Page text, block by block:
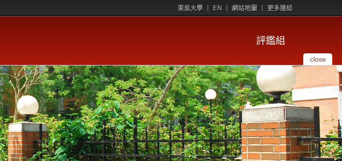
東吳大學 EN 網站地圖 更多連結
評鑑組
close